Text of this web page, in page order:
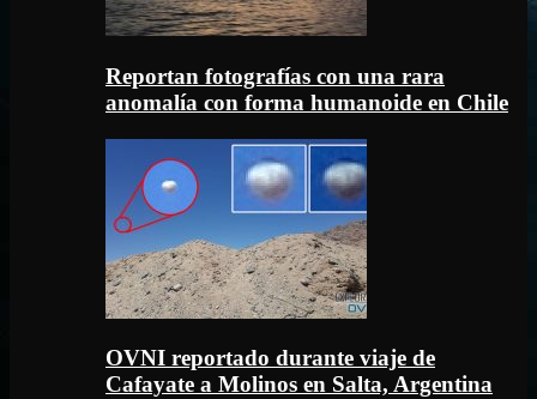
Reportan fotografías con una rara
anomalía con forma humanoide en Chile
OVNI reportado durante viaje de
Cafayate a Molinos en Salta, Argentina